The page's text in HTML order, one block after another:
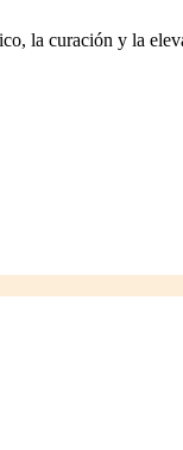
la curación y la